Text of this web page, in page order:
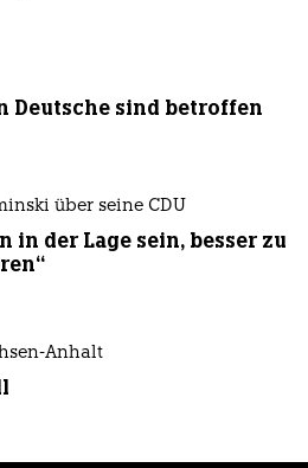
Deutsche sind betroffen
über seine CDU
in der Lage sein, besser zu
Anhalt